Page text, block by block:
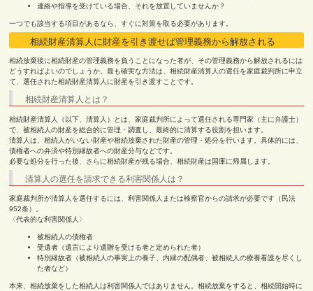
連絡や指導を受けている場合、それを放置していませんか？
一つでも該当する項目があるなら、すぐに対策を取る必要があります。
相続財産清算人に財産を引き渡せば管理義務から解放される
相続放棄後に相続財産の管理義務を負うことになった者が、その管理義務から解放されるには
どうすればよいのでしょうか。最も確実な方法は、相続財産清算人の選任を家庭裁判所に申立
て、選任された相続財産清算人に財産を引き渡すことです。
相続財産清算人とは？
相続財産清算人（以下、清算人）とは、家庭裁判所によって選任される専門家（主に弁護士）
で、被相続人の財産を総合的に管理・調査し、最終的に清算する役割を担います。
清算人は、相続人がいない財産や相続放棄された財産の管理・処分を行います。具体的には、
債権者への弁済や特別縁故者への財産分与などです。
必要な処分を行った後、さらに相続財産が残る場合、相続財産は国庫に帰属します。
清算人の選任を請求できる利害関係人は？
家庭裁判所が清算人を選任するには、利害関係人または検察官からの請求が必要です（民法
952条）。
〈代表的な利害関係人〉
被相続人の債権者
受遺者（遺言により遺贈を受ける者と定められた者）
特別縁故者（被相続人の事実上の養子、内縁の配偶者、被相続人の療養看護を尽くし
た者など）
本来、相続放棄をした相続人は利害関係人ではありません。相続放棄をすると、相続開始時に